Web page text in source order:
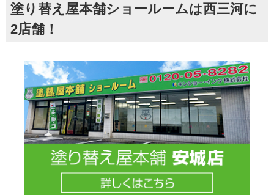
塗り替え屋本舗ショールームは西三河に
2店舗！